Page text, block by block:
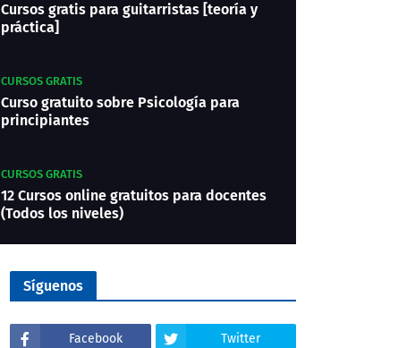
Cursos gratis para guitarristas [teoría y
práctica]
CURSOS GRATIS
Curso gratuito sobre Psicología para
principiantes
CURSOS GRATIS
12 Cursos online gratuitos para docentes
(Todos los niveles)
Síguenos
Facebook Twitter